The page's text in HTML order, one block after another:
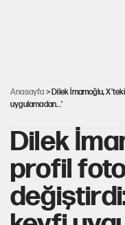
Anasayfa > Dilek İmamoğlu,
uygulamadan...'
Dilek
profil